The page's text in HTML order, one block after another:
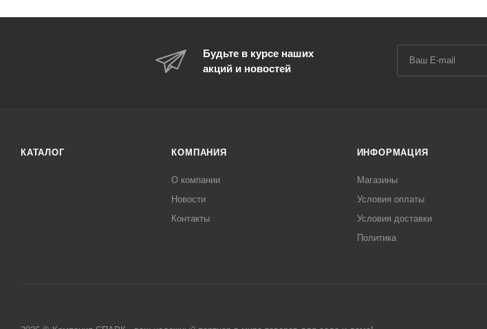
Будьте в курсе наших
акций и новостей
КАТАЛОГ КОМПАНИЯ
О компании
Новости
Контакты
ИНФОРМАЦИЯ
Магазины
Условия оплаты
Условия доставки
Политика